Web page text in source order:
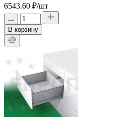
6543.60 ₽/шт
В корзину